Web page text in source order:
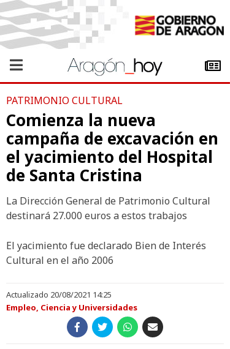
PATRIMONIO CULTURAL
Comienza la nueva
campaña de excavación en
el yacimiento del Hospital
de Santa Cristina
La Dirección General de Patrimonio Cultural
destinará 27.000 euros a estos trabajos
El yacimiento fue declarado Bien de Interés
Cultural en el año 2006
Actualizado 20/08/2021 14:25
Empleo, Ciencia y Universidades